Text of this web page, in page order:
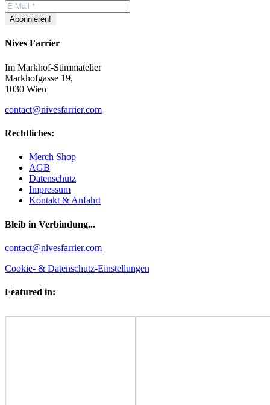
Nives Farrier
Im Markhof-Stimmatelier
Markhofgasse 19,
1030 Wien
contact@nivesfarrier.com
Rechtliches:
Merch Shop
AGB
Datenschutz
Impressum
Kontakt & Anfahrt
Bleib in Verbindung...
Facebook
YouTube
Instagram
contact@nivesfarrier.com
Cookie- & Datenschutz-Einstellungen
Featured in: